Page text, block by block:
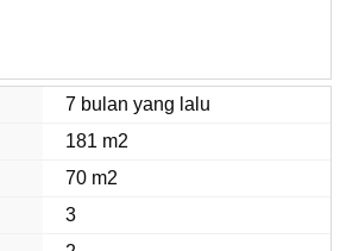
7 bulan yang lalu
181 m2
70 m2
3